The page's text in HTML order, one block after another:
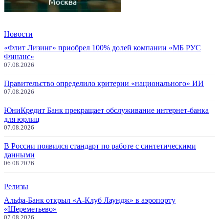
Новости
«Флит Лизинг» приобрел 100% долей компании «МБ РУС
Финанс»
07.08.2026
Правительство определило критерии «национального» ИИ
07.08.2026
ЮниКредит Банк прекращает обслуживание интернет-банка
для юрлиц
07.08.2026
В России появился стандарт по работе с синтетическими
данными
06.08.2026
Релизы
Альфа-Банк открыл «А-Клуб Лаундж» в аэропорту
«Шереметьево»
07.08.2026